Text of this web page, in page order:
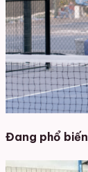
Đang phổ biến